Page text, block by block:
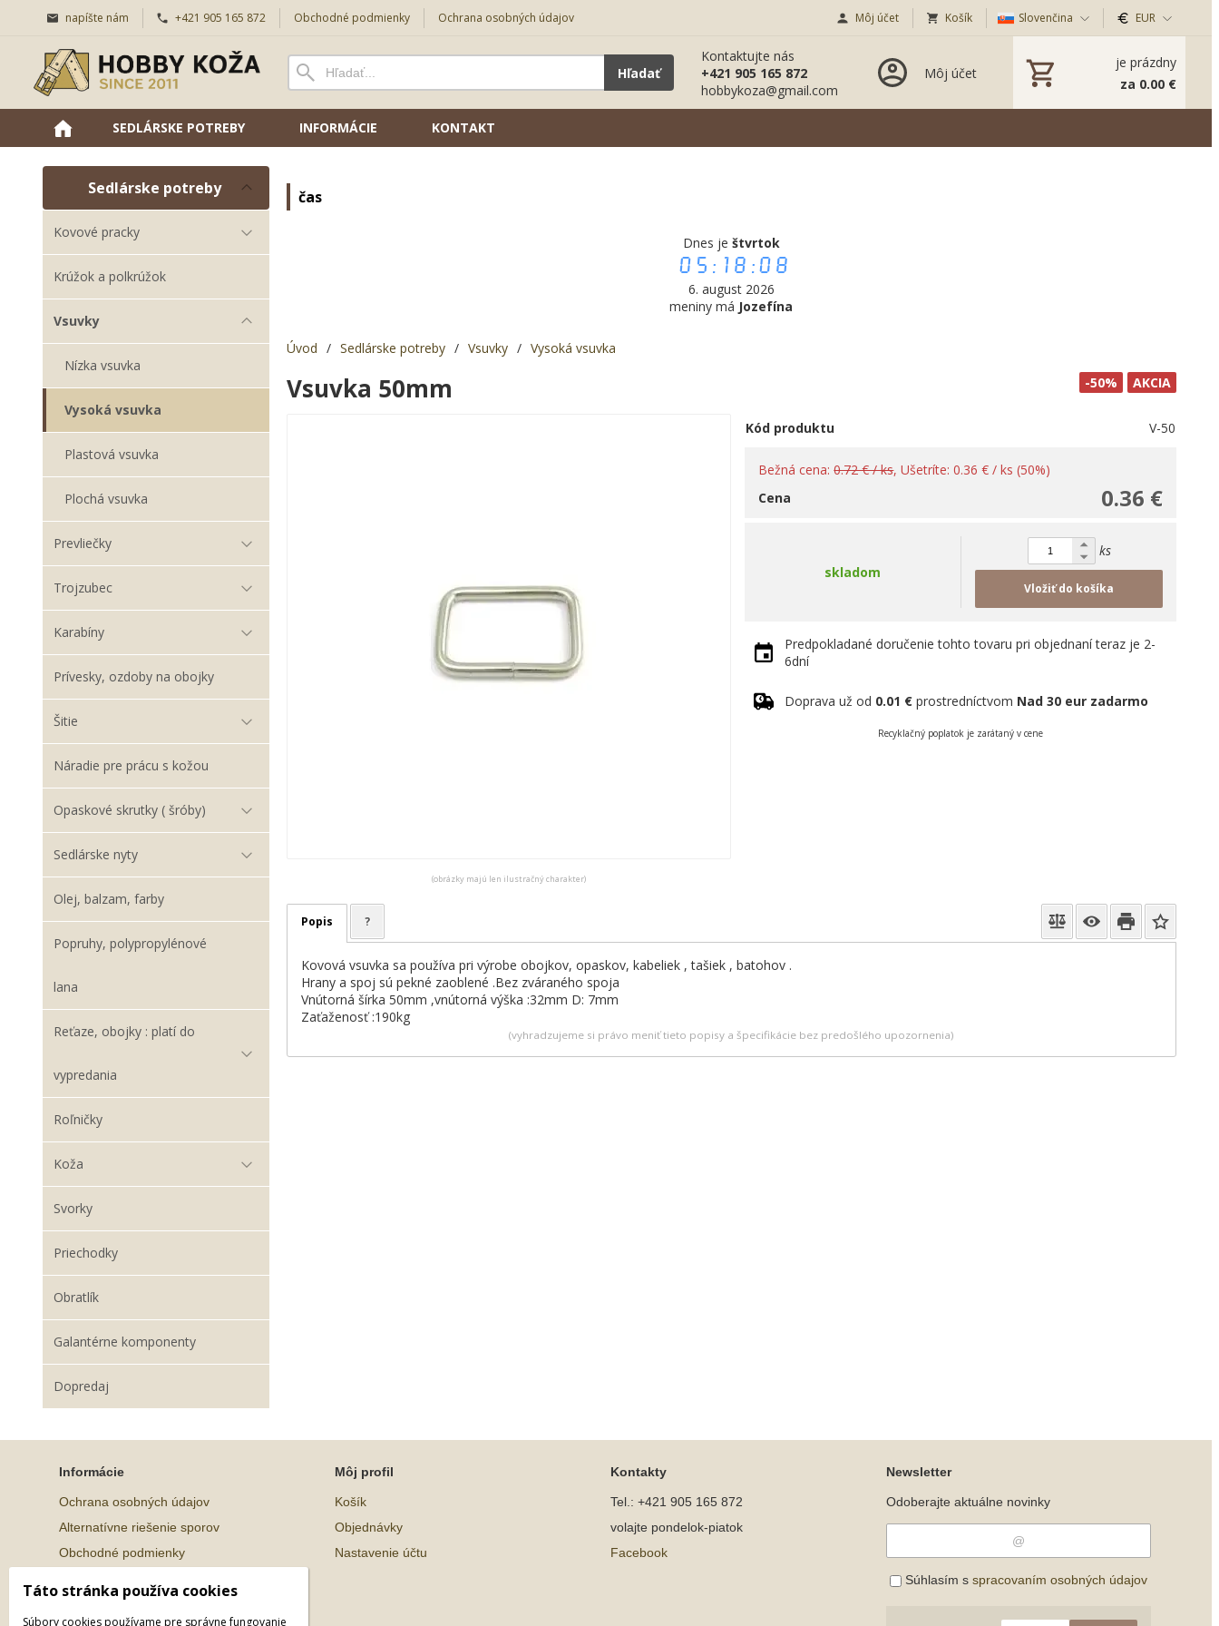
napíšte nám +421 905 165 872 Obchodné podmienky Ochrana osobných údajov Môj účet Košík Slovenčina EUR
Hľadať
Kontaktujte nás
+421 905 165 872
hobbykoza@gmail.com
Môj účet
je prázdny
za 0.00 €
SEDLÁRSKE POTREBY INFORMÁCIE KONTAKT
Sedlárske potreby
Kovové pracky
Krúžok a polkrúžok
Vsuvky
Nízka vsuvka
Vysoká vsuvka
Plastová vsuvka
Plochá vsuvka
Prevliečky
Trojzubec
Karabíny
Prívesky, ozdoby na obojky
Šitie
Náradie pre prácu s kožou
Opaskové skrutky ( šróby)
Sedlárske nyty
Olej, balzam, farby
Popruhy, polypropylénové
lana
Reťaze, obojky : platí do
vypredania
Roľničky
Koža
Svorky
Priechodky
Obratlík
Galantérne komponenty
Dopredaj
čas
Dnes je štvrtok
05:18:09
6. august 2026
meniny má Jozefína
Úvod / Sedlárske potreby / Vsuvky / Vysoká vsuvka
AKCIA
-50%
Vsuvka 50mm
(obrázky majú len ilustračný charakter)
Kód produktu V-50
Bežná cena:0.72 € / ks, Ušetríte: 0.36 € / ks (50%)
0.36 €
Cena
skladom
ks
Vložiť do košíka
Predpokladané doručenie tohto tovaru pri objednaní teraz je 2-
6dní
Doprava už od 0.01 € prostredníctvom Nad 30 eur zadarmo
Recyklačný poplatok je zarátaný v cene
Popis ?
Kovová vsuvka sa používa pri výrobe obojkov, opaskov, kabeliek , tašiek , batohov .
Hrany a spoj sú pekné zaoblené .Bez zváraného spoja
Vnútorná šírka 50mm ,vnútorná výška :32mm D: 7mm
Zaťaženosť :190kg
(vyhradzujeme si právo meniť tieto popisy a špecifikácie bez predošlého upozornenia)
Informácie
Ochrana osobných údajov
Alternatívne riešenie sporov
Obchodné podmienky
Môj profil
Košík
Objednávky
Nastavenie účtu
Kontakty
Tel.: +421 905 165 872
volajte pondelok-piatok
Facebook
Newsletter
Odoberajte aktuálne novinky
Súhlasím s spracovaním osobných údajov
Táto stránka používa cookies
Súbory cookies používame pre správne fungovanie